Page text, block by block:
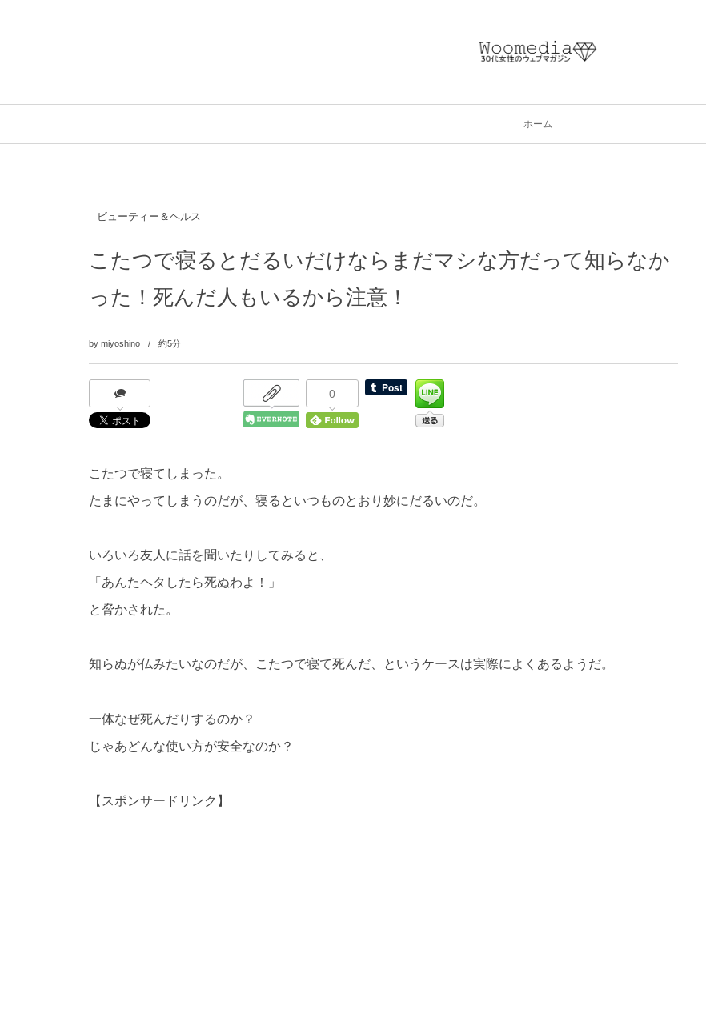
ホーム
ビューティー＆ヘルス
こたつで寝るとだるいだけならまだマシな方だって知らなか
った！死んだ人もいるから注意！
by miyoshino 約5分
0
こたつで寝てしまった。
たまにやってしまうのだが、寝るといつものとおり妙にだるいのだ。
いろいろ友人に話を聞いたりしてみると、
「あんたヘタしたら死ぬわよ！」
と脅かされた。
知らぬが仏みたいなのだが、こたつで寝て死んだ、というケースは実際によくあるようだ。
一体なぜ死んだりするのか？
じゃあどんな使い方が安全なのか？
【スポンサードリンク】